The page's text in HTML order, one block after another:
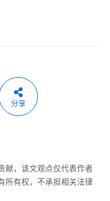
分享
献，该文观点仅代表作者
所有权，不承担相关法律